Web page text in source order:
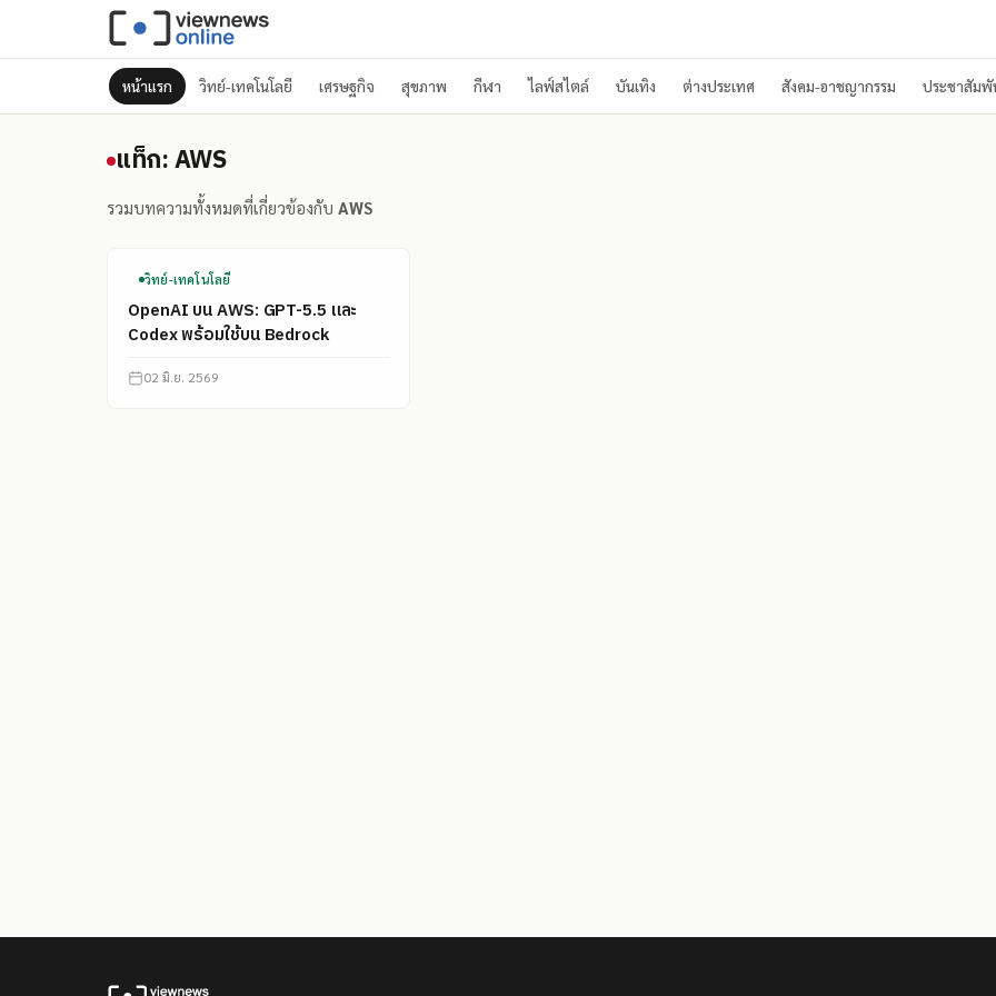
หน้าแรก วิทย์-เทคโนโลยี เศรษฐกิจ สุขภาพ กีฬา ไลฟ์สไตล์ บันเทิง ต่างประเทศ สังคม-อาชญากรรม ประชาสัมพั
แท็ก: AWS
แท็ก: AWS
รวมบทความทั้งหมดที่เกี่ยวข้องกับ AWS
วิทย์-เทคโนโลยี
OpenAI บน AWS: GPT-5.5 และ
Codex พร้อมใช้บน Bedrock
02 มิ.ย. 2569